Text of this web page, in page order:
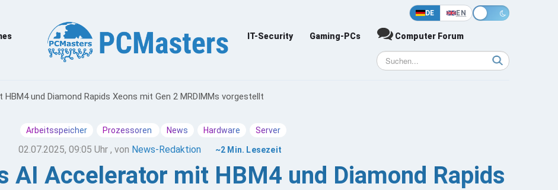
DE EN
IT-Security Gaming-PCs Computer Forum
und Diamond Rapids Xeons mit Gen 2 MRDIMMs vorgestellt
Arbeitsspeicher Prozessoren News Hardware Server
02.07.2025, 09:05 Uhr , von News-Redaktion ~2 Min. Lesezeit
AI Accelerator mit HBM4 und Diamond Rapids